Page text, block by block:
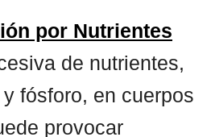
por Nutrientes
de nutrientes,
fósforo, en cuerpos
provocar